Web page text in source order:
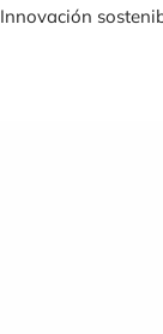
Innovación